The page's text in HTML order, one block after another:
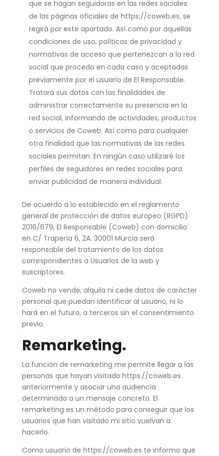
que se hagan seguidoras en las redes sociales
de las páginas oficiales de https://coweb.es, se
regirá por este apartado. Así como por aquellas
condiciones de uso, políticas de privacidad y
normativas de acceso que pertenezcan a la red
social que proceda en cada caso y aceptadas
previamente por el usuario de El Responsable.
Tratará sus datos con las finalidades de
administrar correctamente su presencia en la
red social, informando de actividades, productos
o servicios de Coweb. Así como para cualquier
otra finalidad que las normativas de las redes
sociales permitan. En ningún caso utilizaré los
perfiles de seguidores en redes sociales para
enviar publicidad de manera individual.
De acuerdo a lo establecido en el reglamento
general de protección de datos europeo (RGPD)
2016/679, El Responsable (Coweb) con domicilio
en C/ Trapería 6, 2A. 30001 Murcia será
responsable del tratamiento de los datos
correspondientes a Usuarios de la web y
suscriptores.
Coweb no vende, alquila ni cede datos de carácter
personal que puedan identificar al usuario, ni lo
hará en el futuro, a terceros sin el consentimiento
previo.
Remarketing.
La función de remarketing me permite llegar a las
personas que hayan visitado https://coweb.es
anteriormente y asociar una audiencia
determinada a un mensaje concreto. El
remarketing es un método para conseguir que los
usuarios que han visitado mi sitio vuelvan a
hacerlo.
Como usuario de https://coweb.es te informo que